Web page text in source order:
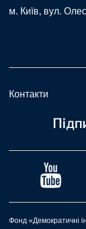
м. Київ, вул.
Контакти
Фонд «Демократичні